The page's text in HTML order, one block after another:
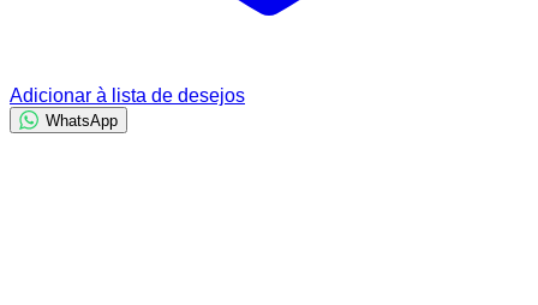
Adicionar à lista de desejos
WhatsApp